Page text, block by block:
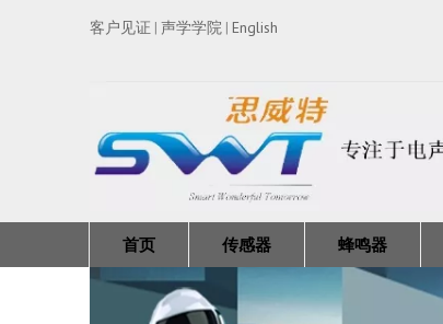
客户见证 | 声学学院 | English
首页 传感器 蜂鸣器